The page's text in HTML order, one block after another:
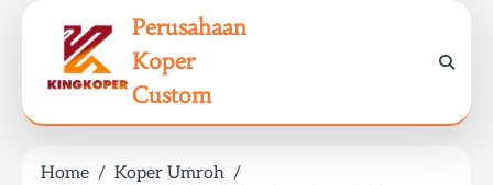
Perusahaan
Koper
Custom
Home
Koper Umroh